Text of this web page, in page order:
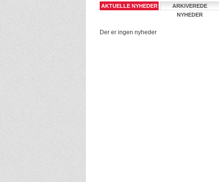
AKTUELLE NYHEDER
ARKIVEREDE
NYHEDER
Der er ingen nyheder